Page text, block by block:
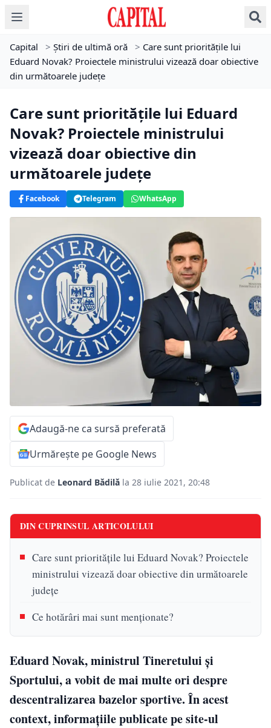
Capital > Știri de ultimă oră > Care sunt prioritățile lui
Eduard Novak? Proiectele ministrului vizează doar obiective
din următoarele județe
Care sunt prioritățile lui Eduard
Novak? Proiectele ministrului
vizează doar obiective din
următoarele județe
Facebook Telegram WhatsApp
Adaugă-ne ca sursă preferată
Urmărește pe Google News
Publicat de Leonard Bădilă la 28 iulie 2021, 20:48
DIN CUPRINSUL ARTICOLULUI
Care sunt prioritățile lui Eduard Novak? Proiectele
ministrului vizează doar obiective din următoarele
județe
Ce hotărâri mai sunt menționate?
Eduard Novak, ministrul Tineretului și
Sportului, a vobit de mai multe ori despre
descentralizarea bazelor sportive. În acest
context, informațiile publicate pe site-ul